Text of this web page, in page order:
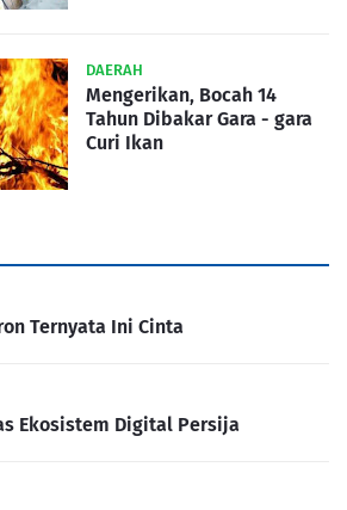
DAERAH
Mengerikan, Bocah 14
Tahun Dibakar Gara - gara
Curi Ikan
Ternyata Ini Cinta
Ekosistem Digital Persija